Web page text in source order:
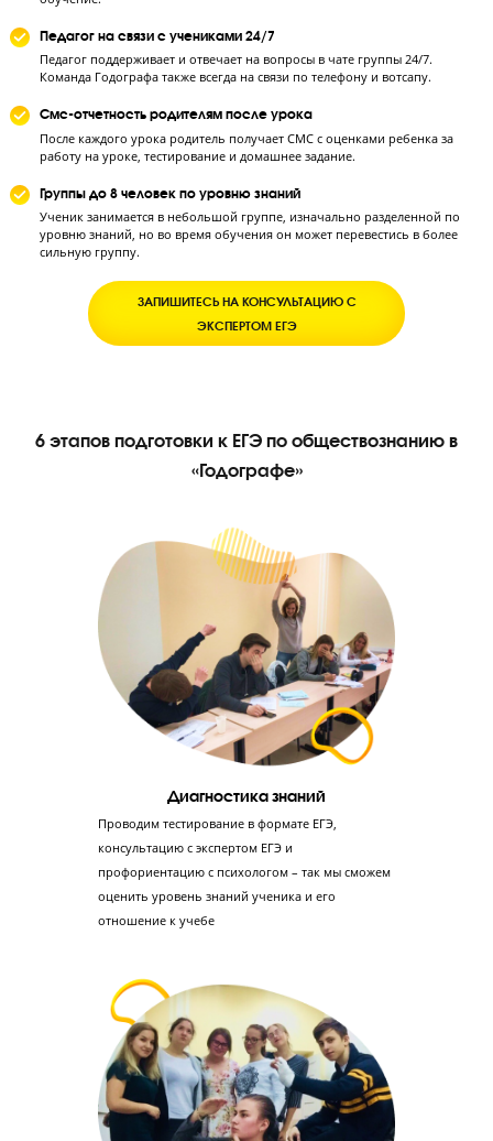
Каждый месяц пробный ЕГЭ
Родители и ученик видят динамику роста благодаря ежемесячным
Педагог на связи с учениками 24/7
Педагог поддерживает и отвечает на вопросы в чате группы 24/7.
Команда Годографа также всегда на связи по телефону и вотсапу.
Смс-отчетность родителям после урока
После каждого урока родитель получает СМС с оценками ребенка
работу на уроке, тестирование и домашнее задание.
Группы до 8 человек по уровню знаний
Ученик занимается в небольшой группе, изначально
уровню знаний, но во время обучения он может перевестись в
ЗАПИШИТЕСЬ НА КОНСУЛЬТАЦИЮ С
ЭКСПЕРТОМ ЕГЭ
6 этапов подготовки к ЕГЭ по
«Годографе»